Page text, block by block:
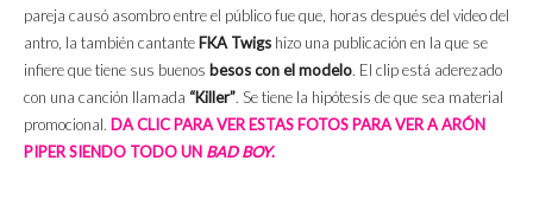
pareja causó asombro entre el público fue que, horas después del video del
antro, la también cantante FKA Twigs hizo una publicación en la que se
infiere que tiene sus buenos besos con el modelo. El clip está aderezado
con una canción llamada “Killer”. Se tiene la hipótesis de que sea material
promocional. DA CLIC PARA VER ESTAS FOTOS PARA VER A ARÓN
PIPER SIENDO TODO UN BAD BOY.